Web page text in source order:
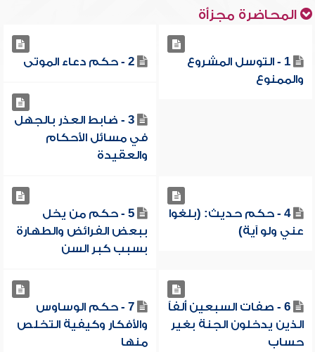
المحاضرة مجزأة
1 - التوسل المشروع
والممنوع
2 - حكم دعاء الموتى
3 - ضابط العذر بالجهل
في مسائل الأحكام
والعقيدة
4 - حكم حديث: (بلغوا
عني ولو آية)
5 - حكم من يخل
ببعض الفرائض والطهارة
بسبب كبر السن
6 - صفات السبعين ألفاً
الذين يدخلون الجنة بغير
حساب
7 - حكم الوساوس
والأفكار وكيفية التخلص
منها